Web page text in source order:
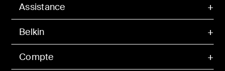
Compte
Assistance
Belkin